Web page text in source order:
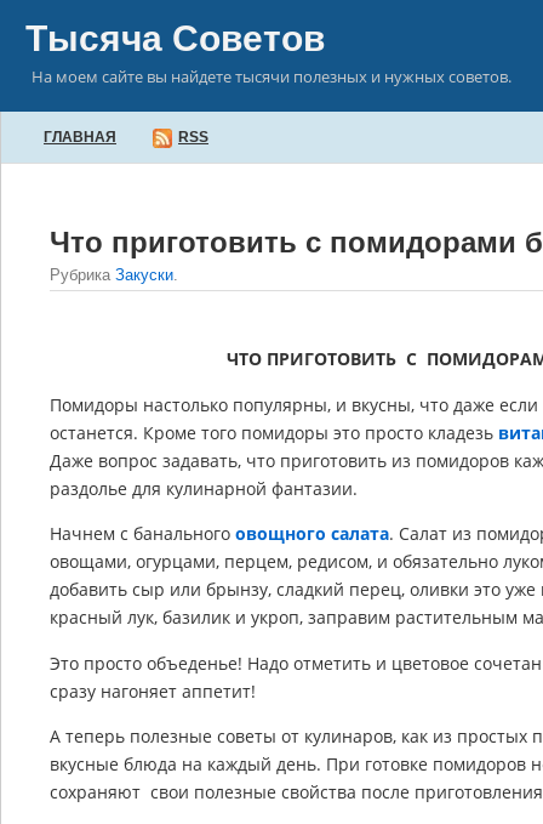
Тысяча Советов
На моем сайте вы найдете тысячи полезных и нужных советов.
ГЛАВНАЯ RSS
Что приготовить с помидорами
Рубрика Закуски.
ЧТО ПРИГОТОВИТЬ С
Помидоры настолько популярны, и вкусны, что даже
останется. Кроме того помидоры это просто кладезь
Даже вопрос задавать, что приготовить из помидоров
раздолье для кулинарной фантазии.
Начнем с банального овощного салата. Салат из
овощами, огурцами, перцем, редисом, и обязательно
добавить сыр или брынзу, сладкий перец, оливки это
красный лук, базилик и укроп, заправим растительным
Это просто объеденье! Надо отметить и цветовое
сразу нагоняет аппетит!
А теперь полезные советы от кулинаров, как из
вкусные блюда на каждый день. При готовке помидоров
сохраняют свои полезные свойства после